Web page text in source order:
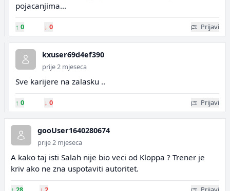
pojacanjima...
↑ 0 ↓ 0 Prijavi
kxuser69d4ef390
prije 2 mjeseca
Sve karijere na zalasku ..
↑ 0 ↓ 0 Prijavi
gooUser1640280674
prije 2 mjeseca
A kako taj isti Salah nije bio veci od Kloppa ? Trener je
kriv ako ne zna uspotaviti autoritet.